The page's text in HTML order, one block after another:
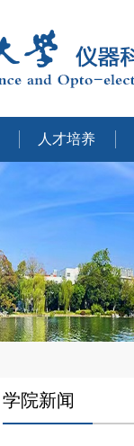
人才培养
学院新闻